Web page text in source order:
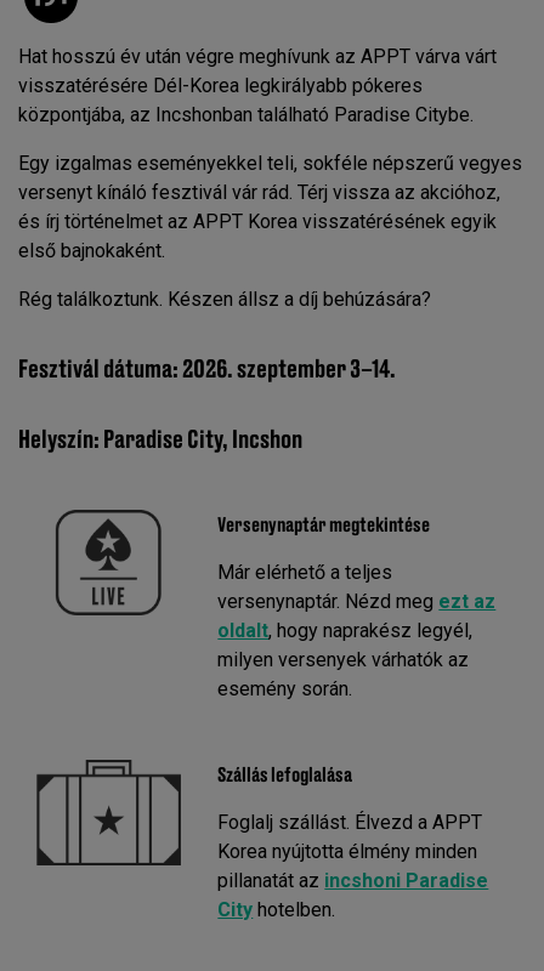
Hat hosszú év után végre meghívunk az APPT várva várt
visszatérésére Dél-Korea legkirályabb pókeres
központjába, az Incshonban található Paradise Citybe.
Egy izgalmas eseményekkel teli, sokféle népszerű vegyes
versenyt kínáló fesztivál vár rád. Térj vissza az akcióhoz,
és írj történelmet az APPT Korea visszatérésének egyik
első bajnokaként.
Rég találkoztunk. Készen állsz a díj behúzására?
Fesztivál dátuma: 2026. szeptember 3–14.
Helyszín: Paradise City, Incshon
Versenynaptár megtekintése
Már elérhető a teljes
versenynaptár. Nézd meg ezt az
oldalt, hogy naprakész legyél,
milyen versenyek várhatók az
esemény során.
Szállás lefoglalása
Foglalj szállást. Élvezd a APPT
Korea nyújtotta élmény minden
pillanatát az incshoni Paradise
City hotelben.